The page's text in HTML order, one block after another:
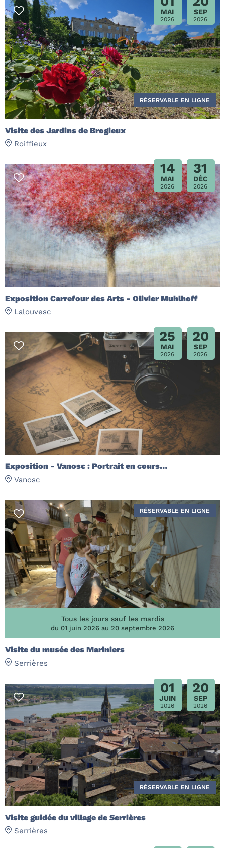
MAI
2026
SEP
2026
Visite des Jardins de Brogieux
Roiffieux
RÉSERVABLE EN LIGNE
14
MAI
2026
31
DÉC
2026
Exposition Carrefour des Arts - Olivier Muhlhoff
Lalouvesc
25
MAI
2026
20
SEP
2026
Exposition - Vanosc : Portrait en cours…
Vanosc
Tous les jours sauf les mardis
du 01 juin 2026 au 20 septembre 2026
Visite du musée des Mariniers
Serrières
RÉSERVABLE EN LIGNE
01
JUIN
2026
20
SEP
2026
Visite guidée du village de Serrières
Serrières
RÉSERVABLE EN LIGNE